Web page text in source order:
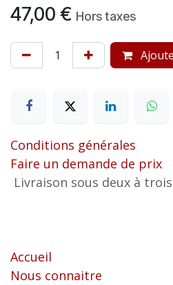
47,00 € Hors taxes
Conditions générales
Faire un demande de prix
Livraison sous deux à
Accueil
Nous connaitre